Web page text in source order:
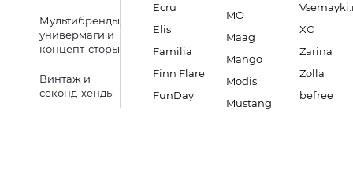
Мультибренды,
универмаги и
концепт-сторы
Винтаж и
секонд-хенды
Ecru
Elis
Familia
Finn Flare
FunDay
MO
Maag
Mango
Modis
Mustang
XC
Zarina
Zolla
befree